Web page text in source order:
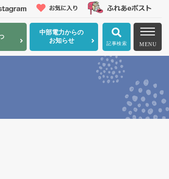
中部電力からの
お知らせ
記事検索 MENU